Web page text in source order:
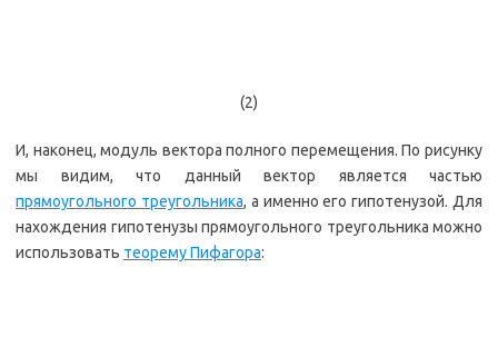
(2)
И, наконец, модуль вектора полного перемещения. По рисунку
мы видим, что данный вектор является частью
прямоугольного треугольника, а именно его гипотенузой. Для
нахождения гипотенузы прямоугольного треугольника можно
использовать теорему Пифагора: